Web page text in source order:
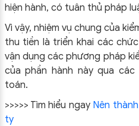
hiện hành, có tuân thủ pháp
Vì vậy, nhiệm vụ chung của
thu tiền là triển khai các
vận dụng các phương pháp
của phần hành này qua
toán.
>>>>> Tìm hiểu ngay Nên
ty